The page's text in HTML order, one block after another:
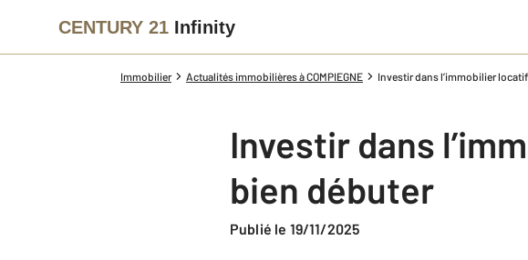
CENTURY 21 Infinity
Immobilier Actualités immobilières à COMPIEGNE Investir dans l’immobilier
Investir dans
bien débuter
Publié le 19/11/2025